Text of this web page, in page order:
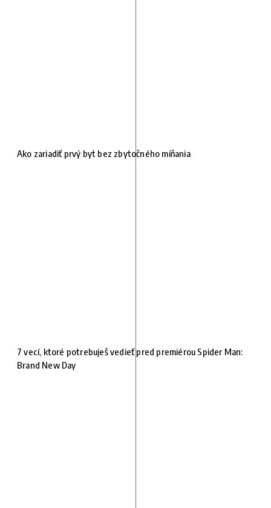
Ako zariadiť prvý byt bez zbytočného míňania
7 vecí, ktoré potrebuješ vedieť pred premiérou Spider Man:
Brand New Day